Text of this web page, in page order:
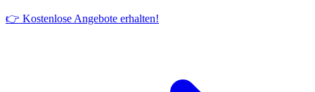
👉 Kostenlose Angebote erhalten!